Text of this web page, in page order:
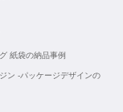
紙袋の納品事例
ン -パッケージデザインの